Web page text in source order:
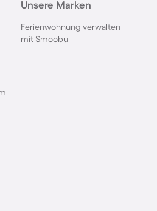
mit Hund im
mit Hund in
Unsere Marken
Ferienwohnung verwalten
mit Smoobu